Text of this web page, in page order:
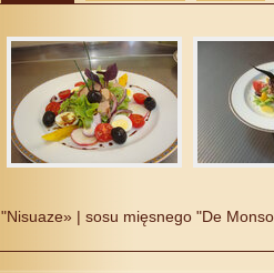
"Nisuaze» | sosu mięsnego "De